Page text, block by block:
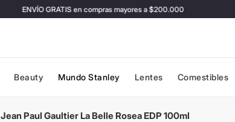
ENVÍO GRATIS en compras mayores a $200.000
Beauty Mundo Stanley Lentes Comestibles
Jean Paul Gaultier La Belle Rosea EDP 100ml